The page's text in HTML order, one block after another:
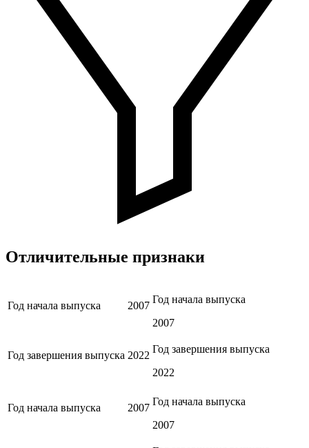
Отличительные признаки
Год начала выпуска 2007
Год начала выпуска
2007
Год завершения выпуска 2022
Год завершения выпуска
2022
Год начала выпуска 2007
Год начала выпуска
2007